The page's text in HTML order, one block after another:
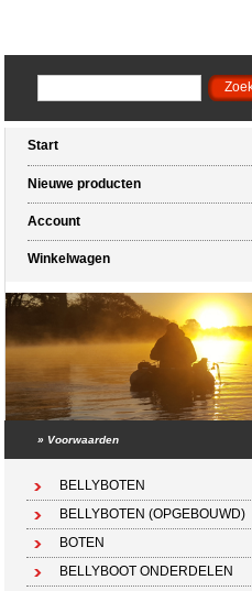
Start
Nieuwe producten
Account
Winkelwagen
» Voorwaarden
BELLYBOTEN
BELLYBOTEN (OPGEBOUWD)
BOTEN
BELLYBOOT ONDERDELEN